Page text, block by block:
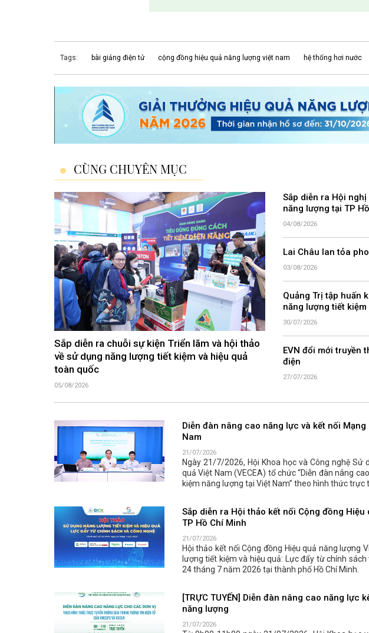
Tags: bài giảng điện tử cộng đồng hiệu quả năng lượng việt nam hệ thống hơi nước
CÙNG CHUYÊN MỤC
Sắp diễn ra chuỗi sự kiện Triển lãm và hội thảo
về sử dụng năng lượng tiết kiệm và hiệu quả
toàn quốc
05/08/2026
Sắp diễn ra Hội
năng lượng tại TP
04/08/2026
Lai Châu lan tỏa
03/08/2026
Quảng Trị tập huấn
năng lượng tiết kiệm
30/07/2026
EVN đổi mới truyền
điện
27/07/2026
Diễn đàn nâng cao năng lực và kết nối
Nam
21/07/2026
Ngày 21/7/2026, Hội Khoa học và Công nghệ Sử
quả Việt Nam (VECEA) tổ chức “Diễn đàn nâng
kiệm năng lượng tại Việt Nam” theo hình thức trực
Sắp diễn ra Hội thảo kết nối Cộng đồng
TP Hồ Chí Minh
21/07/2026
Hội thảo kết nối Cộng đồng Hiệu quả năng lượng
lượng tiết kiệm và hiệu quả: Lực đẩy từ chính sách
24 tháng 7 năm 2026 tại thành phố Hồ Chí Minh.
[TRỰC TUYẾN] Diễn đàn nâng cao năng lực
năng lượng
21/07/2026